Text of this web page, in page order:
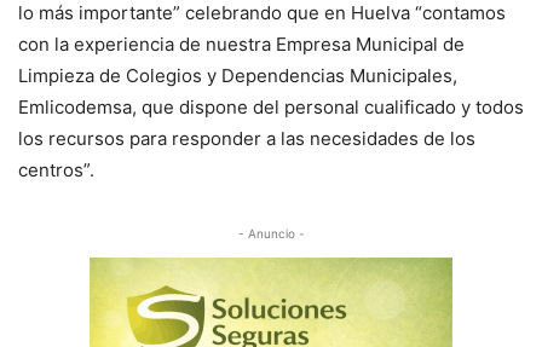
lo más importante” celebrando que en Huelva “contamos
con la experiencia de nuestra Empresa Municipal de
Limpieza de Colegios y Dependencias Municipales,
Emlicodemsa, que dispone del personal cualificado y todos
los recursos para responder a las necesidades de los
centros”.
- Anuncio -